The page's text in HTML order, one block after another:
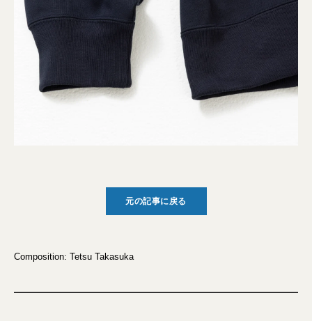
元の記事に戻る
Composition: Tetsu Takasuka